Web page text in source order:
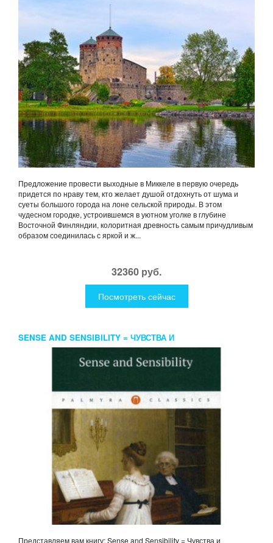
Предложение провести выходные в Миккеле в первую очередь
придется по нраву тем, кто желает душой отдохнуть от шума и
суеты большого города на лоне сельской природы. В этом
чудесном городке, устроившемся в уютном уголке в глубине
Восточной Финляндии, колоритная древность самым причудливым
образом соединилась с яркой и ж...
32360 руб.
Посмотреть сейчас
SENSE AND SENSIBILITY = ЧУВСТВА И
ЧУВСТВИТЕЛЬНОСТЬ: РОМАН НА АНГЛ.ЯЗ. AUSTEN JANE
Представляем вам книгу: Sense and Sensibility = Чувства и